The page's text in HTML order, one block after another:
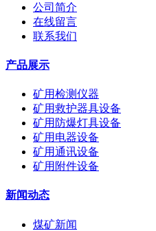
公司简介
在线留言
联系我们
产品展示
矿用检测仪器
矿用救护器具设备
矿用防爆灯具设备
矿用电器设备
矿用通讯设备
矿用附件设备
新闻动态
煤矿新闻